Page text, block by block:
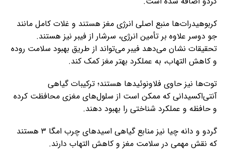
کربوهیدرات‌ها منبع اصلی انرژی مغز هستند و غلات کامل مانند
جو دوسر علاوه بر تأمین انرژی، سرشار از فیبر نیز هستند.
تحقیقات نشان می‌دهد فیبر می‌تواند از طریق بهبود سلامت روده
و کاهش التهاب، به عملکرد بهتر مغز کمک کند.
توت‌ها نیز حاوی فلاونوئیدها هستند؛ ترکیبات گیاهی
آنتی‌اکسیدانی که ممکن است از سلول‌های مغزی محافظت کرده
و حافظه و عملکرد شناختی را بهبود دهند.
گردو و دانه چیا نیز منابع گیاهی اسیدهای چرب امگا ۳ هستند
که نقش مهمی در سلامت مغز و کاهش التهاب دارند.